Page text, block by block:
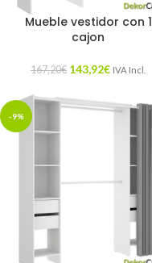
Mueble vestidor con 1
cajon
167,20€ 143,92€ IVA Incl.
-9%